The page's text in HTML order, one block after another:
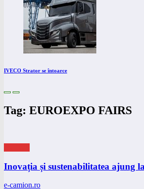
IVECO Strator se întoarce
Tag: EUROEXPO FAIRS
Inovația și sustenabilitatea ajung
e-camion.ro